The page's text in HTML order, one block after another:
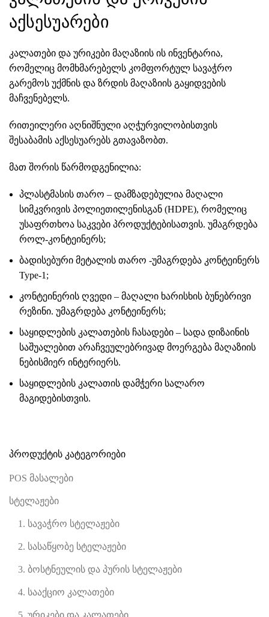
პროდუქტის კატეგორიები
POS მასალები
სტელაჟები
1. სავაჭრო სტელაჟები
2. სასაწყობე სტელაჟები
3. ბოსტნეულის და პურის სტელაჟები
4. სააქციო კალათები
5. ურიკები და კალათები
აქსესუარები
კალათები და ურიკები მაღაზიის ის ინვენტარია,
რომელიც მომხმარებელს კომფორტულ სავაჭრო
გარემოს უქმნის და ზრდის მაღაზიის გაყიდვების
მაჩვენებელს.
რითეილერი აღნიშნული აღჭურვილობისთვის
შესაბამის აქსესუარებს გთავაზობთ.
მათ შორის წარმოდგენილია:
პლასტმასის თარო – დამზადებულია მაღალი
სიმკვრივის პოლიეთილენისგან (HDPE), რომელიც
უსაფრთხოა საკვები პროდუქტებისათვის. უმაგრდება
როლ-კონტეინერს;
ბადისებური მეტალის თარო -უმაგრდება კონტეინერს
Type-1 ;
კონტეინერის ღვედი – მაღალი ხარისხის ბუნებრივი
რეზინი. უმაგრდება კონტეინერს;
საყიდლების კალათების ჩასადები – სადა დიზაინის
საშუალებით არაჩვეულებრივად მოერგება მაღაზიის
ნებისმიერ ინტერიერს.
საყიდლების კალათის დამჭერი სალარო
მაგიდებისთვის.